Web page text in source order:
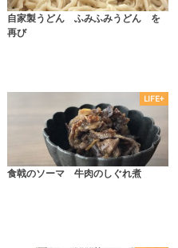
自家製うどん ふみふみうどん を
再び
LIFE+
食戟のソーマ 牛肉のしぐれ煮